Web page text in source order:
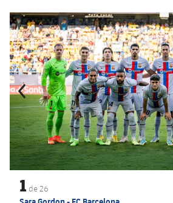
Classificació
Fotos
Carnet de l'Esportista Amateur
League of Legends
VALORANT Rising
VALORANT Game Changers
eFootball
Anterior
label.aria.chevronleft
1 de 26